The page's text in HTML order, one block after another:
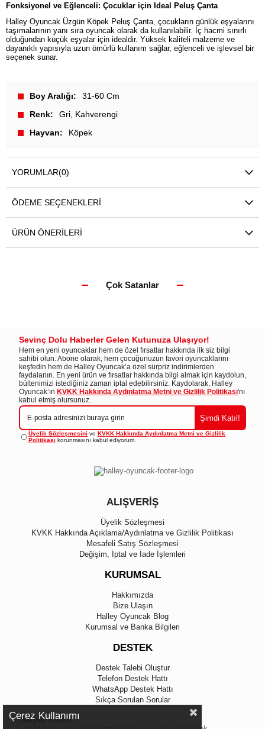
Fonksiyonel ve Eğlenceli: Çocuklar için Ideal Peluş Çanta
Halley Oyuncak Üzgün Köpek Peluş Çanta, çocukların günlük eşyalarını
taşımalarının yanı sıra oyuncak olarak da kullanılabilir. İç hacmi sınırlı
olduğundan küçük eşyalar için idealdir. Yüksek kaliteli malzeme ve
dayanıklı yapısıyla uzun ömürlü kullanım sağlar, eğlenceli ve işlevsel bir
seçenek sunar.
Boy Aralığı
31-60 Cm
Renk
Gri Kahverengi
Hayvan
Köpek
YORUMLAR(0)
ÖDEME SEÇENEKLERI
ÜRÜN ÖNERILERI
Çok Satanlar
Sevinç Dolu Haberler Gelen Kutunuza Ulaşıyor!
Hem en yeni oyuncaklar hem de özel fırsatlar hakkında ilk siz bilgi
sahibi olun. Abone olarak, hem çocuğunuzun favori oyuncaklarını
keşfedin hem de Halley Oyuncak’a özel sürpriz indirimlerden
faydalanın. En yeni ürün ve fırsatlar hakkında bilgi almak için kaydolun,
bültenimizi istediğiniz zaman iptal edebilirsiniz. Kaydolarak, Halley
Oyuncak’ın KVKK Hakkında Aydınlatma Metni ve Gizlilik Politikası'nı
kabul etmiş olursunuz.
Şimdi Katıl!
Üyelik Sözleşmesini veKVKK Hakkında Aydınlatma Metni ve Gizlilik
Politikası korunmasını kabul ediyorum.
ALIŞVERİŞ
Üyelik Sözleşmesi
KVKK Hakkında Açıklama/Aydınlatma ve Gizlilik Politikası
Mesafeli Satış Sözleşmesi
Değişim, İptal ve İade İşlemleri
KURUMSAL
Hakkımızda
Bize Ulaşın
Halley Oyuncak Blog
Kurumsal ve Banka Bilgileri
DESTEK
Destek Talebi Oluştur
Telefon Destek Hattı
WhatsApp Destek Hattı
Sıkça Sorulan Sorular
Takipte Kalın!
Çerez Kullanımı